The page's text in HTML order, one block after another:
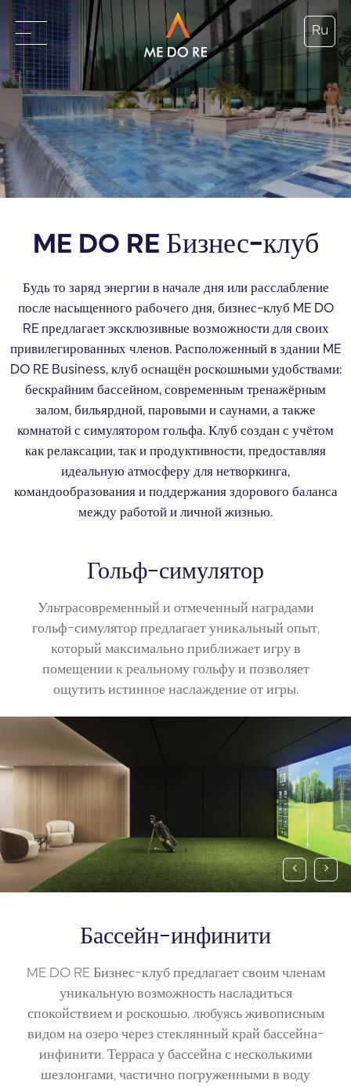
Ru
ME DO RE Бизнес-клуб
Будь то заряд энергии в начале дня или расслабление
после насыщенного рабочего дня, бизнес-клуб ME DO
RE предлагает эксклюзивные возможности для своих
привилегированных членов. Расположенный в здании ME
DO RE Business, клуб оснащён роскошными удобствами:
бескрайним бассейном, современным тренажёрным
залом, бильярдной, паровыми и саунами, а также
комнатой с симулятором гольфа. Клуб создан с учётом
как релаксации, так и продуктивности, предоставляя
идеальную атмосферу для нетворкинга,
командообразования и поддержания здорового баланса
между работой и личной жизнью.
Гольф-симулятор
Ультрасовременный и отмеченный наградами
гольф-симулятор предлагает уникальный опыт,
который максимально приближает игру в
помещении к реальному гольфу и позволяет
ощутить истинное наслаждение от игры.
‹ ›
Бассейн-инфинити
ME DO RE Бизнес-клуб предлагает своим членам
уникальную возможность насладиться
спокойствием и роскошью, любуясь живописным
видом на озеро через стеклянный край бассейна-
инфинити. Терраса у бассейна с несколькими
шезлонгами, частично погруженными в воду